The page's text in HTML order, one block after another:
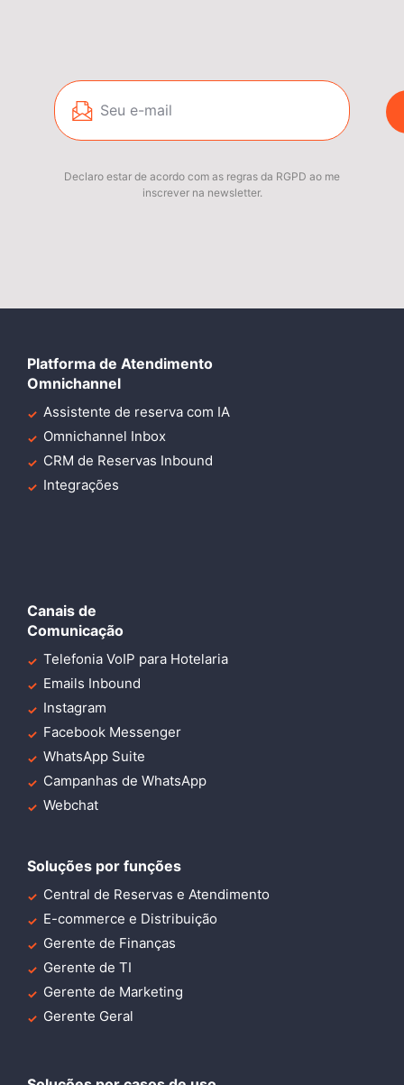
Declaro estar de acordo com as regras da RGPD ao me
inscrever na newsletter.
Platforma de Atendimento
Omnichannel
Assistente de reserva com IA
Omnichannel Inbox
CRM de Reservas Inbound
Integrações
Canais de
Comunicação
Telefonia VoIP para Hotelaria
Emails Inbound
Instagram
Facebook Messenger
WhatsApp Suite
Campanhas de WhatsApp
Webchat
Soluções por funções
Central de Reservas e Atendimento
E-commerce e Distribuição
Gerente de Finanças
Gerente de TI
Gerente de Marketing
Gerente Geral